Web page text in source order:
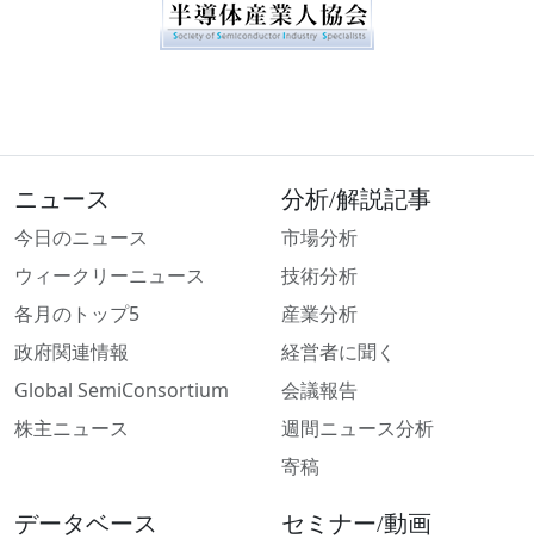
ニュース
今日のニュース
ウィークリーニュース
各月のトップ5
政府関連情報
Global SemiConsortium
株主ニュース
分析/解説記事
市場分析
技術分析
産業分析
経営者に聞く
会議報告
週間ニュース分析
寄稿
データベース
セミナー/動画